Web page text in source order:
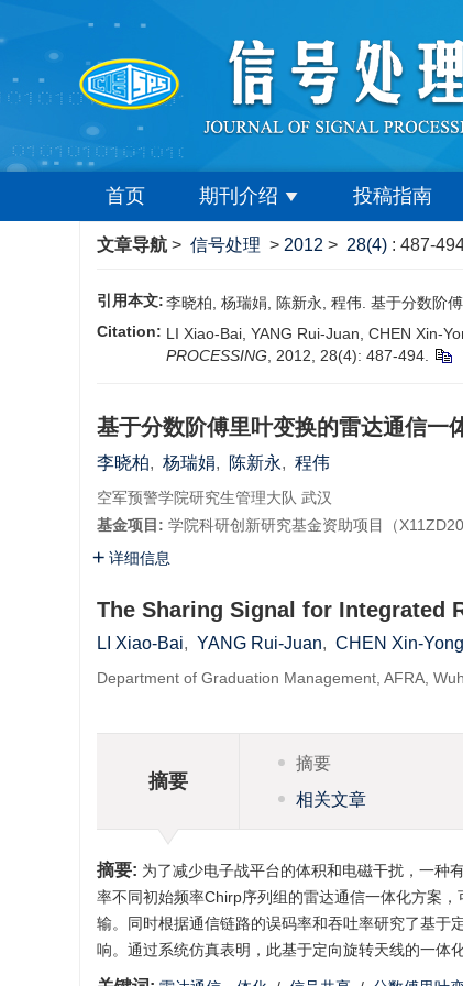
首页 期刊介绍 投稿指南
文章导航 > 信号处理 > 2012 > 28(4) : 487-
引用本文:李晓柏, 杨瑞娟, 陈新永, 程伟. 基于分数阶
Citation: LI Xiao-Bai, YANG Rui-Juan, CHEN Xin-
PROCESSING , 2012, 28(4): 487-494.
基于分数阶傅里叶变换的雷达通信一
李晓柏, 杨瑞娟, 陈新永, 程伟
空军预警学院研究生管理大队 武汉
基金项目: 学院科研创新研究基金资助项目（
详细信息
The Sharing Signal for Integrated
LI Xiao-Bai, YANG Rui-Juan, CHEN Xin-Yong
Department of Graduation Management, AFRA,
摘要
摘要
相关文章
摘要: 为了减少电子战平台的体积和电磁干扰，一种
率不同初始频率Chirp序列组的雷达通信一体化方案
输。同时根据通信链路的误码率和吞吐率研究了基于
响。通过系统仿真表明，此基于定向旋转天线的一体